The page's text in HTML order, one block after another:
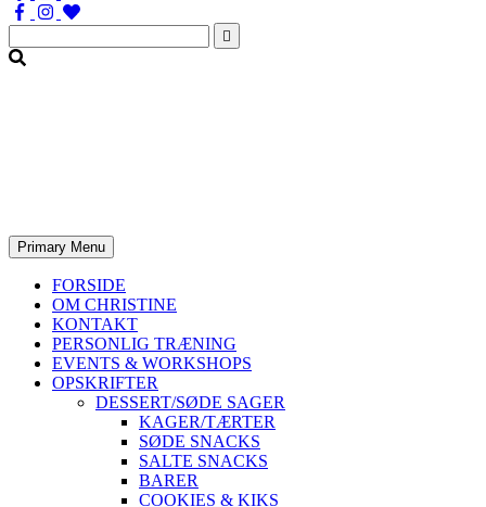
Søg
efter:
Primary Menu
FORSIDE
OM CHRISTINE
KONTAKT
PERSONLIG TRÆNING
EVENTS & WORKSHOPS
OPSKRIFTER
DESSERT/SØDE SAGER
KAGER/TÆRTER
SØDE SNACKS
SALTE SNACKS
BARER
COOKIES & KIKS